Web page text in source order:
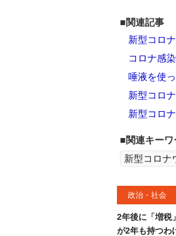
■関連記事
新型コロ
コロナ感
唾液を使
新型コロ
新型コロ
■関連キーワ
新型コロナ
政治・社会
2年後に「増税
が2年も持つわ